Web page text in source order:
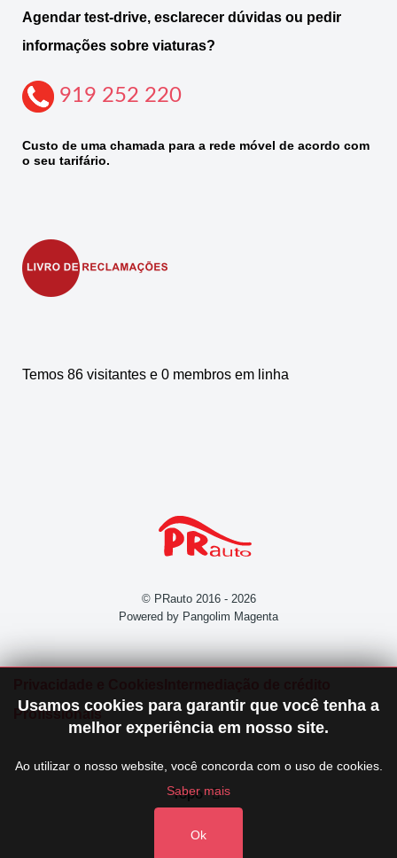
Agendar test-drive, esclarecer dúvidas ou pedir
informações sobre viaturas?
919 252 220
Custo de uma chamada para a rede móvel de acordo com
o seu tarifário.
Temos 86 visitantes e 0 membros em linha
Usamos cookies para garantir que você tenha a
melhor experiência em nosso site.
Ao utilizar o nosso website, você concorda com o uso de cookies.
Saber mais
Ok
© PRauto 2016 - 2026
Powered by Pangolim Magenta
Profissionais
Topo